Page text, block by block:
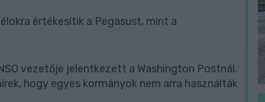
értékesítik a Pegasust, mint a
vezetője jelentkezett a Washington Postnál.
hogy egyes kormányok nem arra használták